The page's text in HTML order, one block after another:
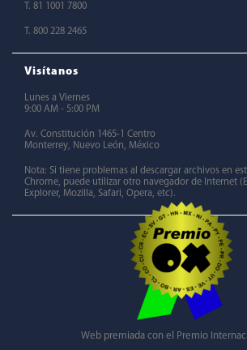
T. 81 1001 7800
T. 800 228 2465
Visítanos
Lunes a Viernes
9:00 AM - 5:00 PM
Av. Constitución 1465-1 Centro
Monterrey, Nuevo León, México
Nota: Si tiene problemas al descargar archivos en
Chrome, puede utilizar otro navegador de Internet
Explorer, Mozilla, Safari, Opera, etc).
Web premiada con el Premio